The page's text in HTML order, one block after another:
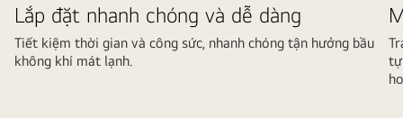
Lắp đặt nhanh chóng và dễ dàng
Tiết kiệm thời gian và công sức, nhanh chóng tận hưởng bầu
không khí mát lạnh.
tự